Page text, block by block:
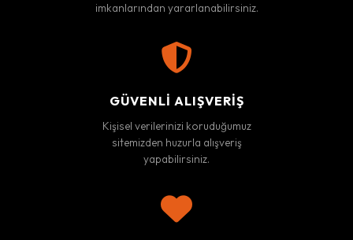
imkanlarından yararlanabilirsiniz.
GÜVENLI ALIŞVERIŞ
Kişisel verilerinizi koruduğumuz
sitemizden huzurla alışveriş
yapabilirsiniz.